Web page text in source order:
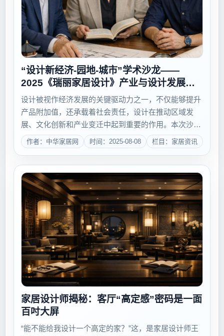
“设计新经济-园地-城市”学术沙龙——
2025《瑞丽家居设计》产业与设计发展研
讨会成功举办！
设计被视作经济发展的关键驱动力之一，不仅能够提升
产品附加值，还承载着社会责任，设计在推动区域发
展、文化创新和产业变迁中起到重要的作用。本次沙龙
聚焦“设计新经济-园地-城市”，以“新质生产力背景下的
设计创意园区发展机制”为主题，于2025年7月27日在纪
作者：中华家居网 时间：2025-08-08 栏目：家居资讯
家居设计师揭秘：客厅“高定感”密码是一面
百吋大屏
“能不能给我设计一个高定的家？”这，是家居设计师王